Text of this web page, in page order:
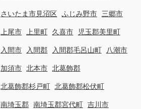
さいたま市見沼区 ふじみ野市 三郷市
上尾市 上里町 久喜市 児玉郡美里町
入間市 入間郡 入間郡毛呂山町 八潮市
加須市 北本市 北葛飾郡
北葛飾郡杉戸町 北葛飾郡松伏町
南埼玉郡 南埼玉郡宮代町 吉川市